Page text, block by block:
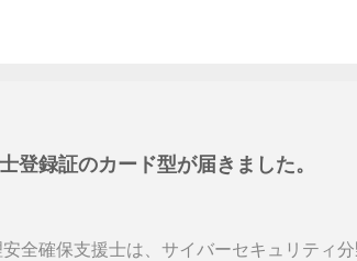
登録証のカード型が届きました。
全確保支援士は、サイバーセキュリティ